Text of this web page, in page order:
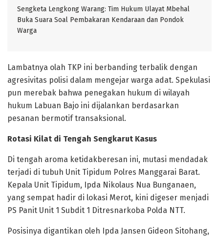
Sengketa Lengkong Warang: Tim Hukum Ulayat Mbehal
Buka Suara Soal Pembakaran Kendaraan dan Pondok
Warga
Lambatnya olah TKP ini berbanding terbalik dengan
agresivitas polisi dalam mengejar warga adat. Spekulasi
pun merebak bahwa penegakan hukum di wilayah
hukum Labuan Bajo ini dijalankan berdasarkan
pesanan bermotif transaksional.
Rotasi Kilat di Tengah Sengkarut Kasus
​Di tengah aroma ketidakberesan ini, mutasi mendadak
terjadi di tubuh Unit Tipidum Polres Manggarai Barat.
Kepala Unit Tipidum, Ipda Nikolaus Nua Bunganaen,
yang sempat hadir di lokasi Merot, kini digeser menjadi
PS Panit Unit 1 Subdit 1 Ditresnarkoba Polda NTT.
​Posisinya digantikan oleh Ipda Jansen Gideon Sitohang,